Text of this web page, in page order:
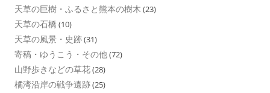
天草の巨樹・ふるさと熊本の樹木 (23)
天草の石橋 (10)
天草の風景・史跡(31)
寄稿・ゆうこう・その他(72)
山野歩きなどの草花(28)
橘湾沿岸の戦争遺跡(25)